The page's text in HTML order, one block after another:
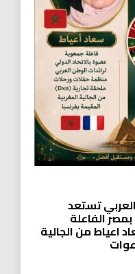
العربي تستعد
بمصر الفاعلة
اعياط من الجالية